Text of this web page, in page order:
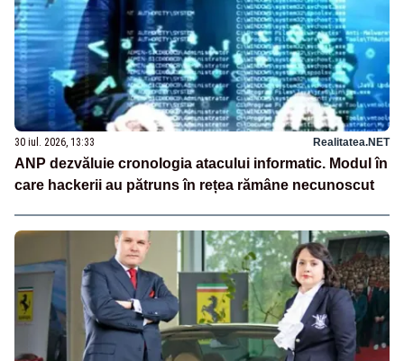
30 iul. 2026, 13:33 Realitatea.NET
ANP dezvăluie cronologia atacului informatic. Modul în
care hackerii au pătruns în rețea rămâne necunoscut